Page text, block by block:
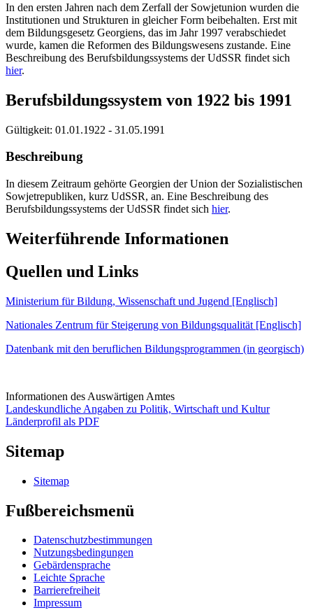
In den ersten Jahren nach dem Zerfall der Sowjetunion wurden die
Institutionen und Strukturen in gleicher Form beibehalten. Erst mit
dem Bildungsgesetz Georgiens, das im Jahr 1997 verabschiedet
wurde, kamen die Reformen des Bildungswesens zustande. Eine
Beschreibung des Berufsbildungssystems der UdSSR findet sich
hier.
Berufsbildungssystem von 1922 bis 1991
Gültigkeit: 01.01.1922 - 31.05.1991
Beschreibung
In diesem Zeitraum gehörte Georgien der Union der Sozialistischen
Sowjetrepubliken, kurz UdSSR, an. Eine Beschreibung des
Berufsbildungssystems der UdSSR findet sich hier.
Weiterführende Informationen
Quellen und Links
Ministerium für Bildung, Wissenschaft und Jugend [Englisch]
Nationales Zentrum für Steigerung von Bildungsqualität [Englisch]
Datenbank mit den beruflichen Bildungsprogrammen (in georgisch)
Informationen des Auswärtigen Amtes
Landeskundliche Angaben zu Politik, Wirtschaft und Kultur
Länderprofil als PDF
Sitemap
Sitemap
Fußbereichsmenü
Datenschutzbestimmungen
Nutzungsbedingungen
Gebärdensprache
Leichte Sprache
Barrierefreiheit
Impressum